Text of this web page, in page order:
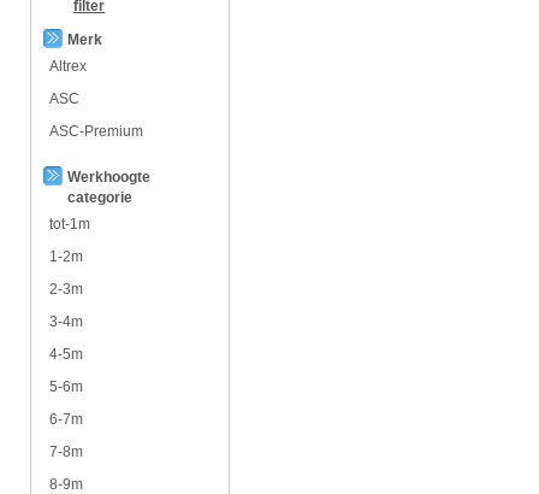
filter
Merk
Altrex
ASC
ASC-Premium
Werkhoogte
categorie
tot-1m
1-2m
2-3m
3-4m
4-5m
5-6m
6-7m
7-8m
8-9m